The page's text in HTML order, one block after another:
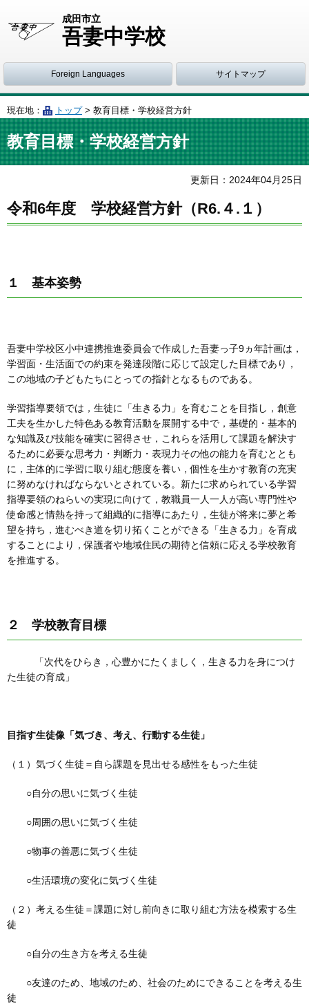
成田市立
吾妻中学校
Foreign Languages サイトマップ
現在地： トップ> 教育目標・学校経営方針
教育目標・学校経営方針
更新日： 2024年04月 25日
令和6年度 学校経営方針（R6.４.１）
１ 基本姿勢
吾妻中学校区小中連携推進委員会で作成した吾妻っ子9ヵ年計画は，
学習面・生活面での約束を発達段階に応じて設定した目標であり，
この地域の子どもたちにとっての指針となるものである。
学習指導要領では，生徒に「生きる力」を育むことを目指し，創意
工夫を生かした特色ある教育活動を展開する中で，基礎的・基本的
な知識及び技能を確実に習得させ，これらを活用して課題を解決す
るために必要な思考力・判断力・表現力その他の能力を育むととも
に，主体的に学習に取り組む態度を養い，個性を生かす教育の充実
に努めなければならないとされている。新たに求められている学習
指導要領のねらいの実現に向けて，教職員一人一人が高い専門性や
使命感と情熱を持って組織的に指導にあたり，生徒が将来に夢と希
望を持ち，進むべき道を切り拓くことができる「生きる力」を育成
することにより，保護者や地域住民の期待と信頼に応える学校教育
を推進する。
２ 学校教育目標
「次代をひらき，心豊かにたくましく，生きる力を身につけ
た生徒の育成」
目指す生徒像「気づき、考え、行動する生徒」
（１）気づく生徒＝自ら課題を見出せる感性をもった生徒
○自分の思いに気づく生徒
○周囲の思いに気づく生徒
○物事の善悪に気づく生徒
○生活環境の変化に気づく生徒
（２）考える生徒＝課題に対し前向きに取り組む方法を模索する生
徒
○自分の生き方を考える生徒
○友達のため、地域のため、社会のためにできることを考える生
徒